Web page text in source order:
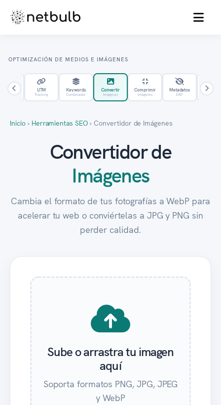
MENU
OPTIMIZACIÓN DE MEDIOS E IMÁGENES
UTM
Tracking
Keywords
Combinador
Convertir
Imágenes
Comprimir
Imágenes
Metadatos
EXIF Iconos
Inicio› Herramientas SEO › Convertidor de Imágenes
Convertidor de
Imágenes
Cambia el formato de tus fotografías a WebP para
acelerar tu web o conviértelas a JPG y PNG sin
perder calidad.
Sube o arrastra tu imagen
aquí
Soporta formatos PNG, JPG, JPEG
y WebP